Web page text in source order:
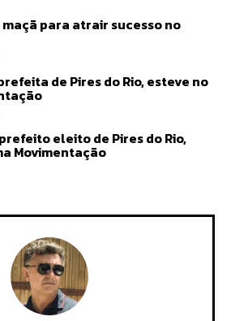
para atrair sucesso no
de Pires do Rio, esteve no
eleito de Pires do Rio,
Movimentação